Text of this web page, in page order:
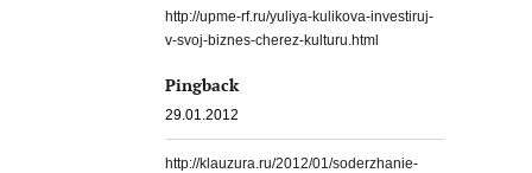
http://upme-rf.ru/yuliya-kulikova-investiruj-
v-svoj-biznes-cherez-kulturu.html
Pingback
29.01.2012
http://klauzura.ru/2012/01/soderzhanie-